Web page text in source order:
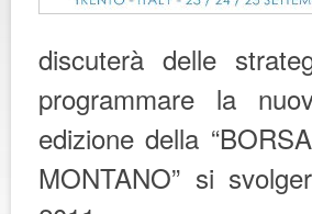
discuterà delle
programmare la
edizione della
MONTANO” si